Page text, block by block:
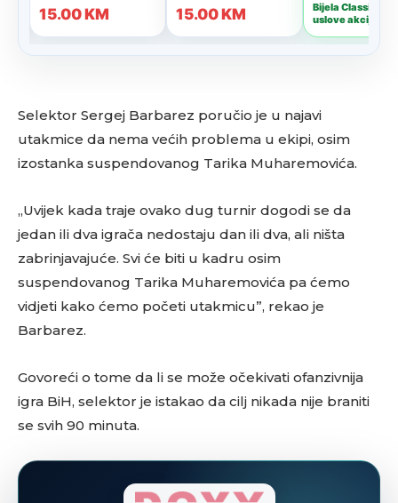
Selektor Sergej Barbarez poručio je u najavi
utakmice da nema većih problema u ekipi, osim
izostanka suspendovanog Tarika Muharemovića.
„Uvijek kada traje ovako dug turnir dogodi se da
jedan ili dva igrača nedostaju dan ili dva, ali ništa
zabrinjavajuće. Svi će biti u kadru osim
suspendovanog Tarika Muharemovića pa ćemo
vidjeti kako ćemo početi utakmicu”, rekao je
Barbarez.
Govoreći o tome da li se može očekivati ofanzivnija
igra BiH, selektor je istakao da cilj nikada nije braniti
se svih 90 minuta.